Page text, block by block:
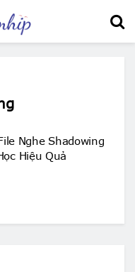
Nghe Shadowing
Hiệu Quả